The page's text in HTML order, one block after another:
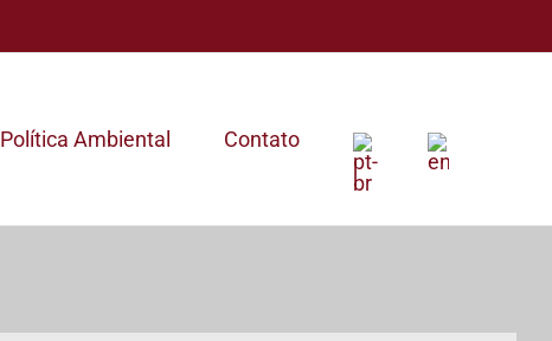
Política Ambiental Contato